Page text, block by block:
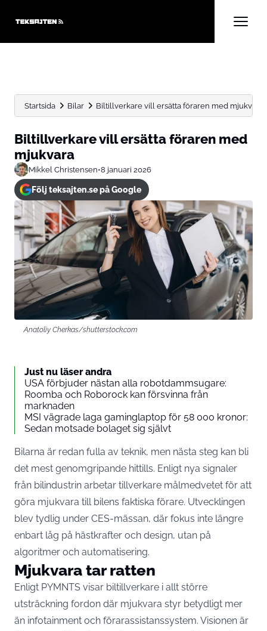
Startsida Bilar Biltillverkare vill ersätta föraren med mjukvara
Biltillverkare vill ersätta föraren med
mjukvara
Mikkel Christensen•8 januari 2026
Följ teksajten.se på Google
Anatoliy Cherkas/shutterstock.com
Just nu läser andra
USA förbjuder nästan alla robotdammsugare:
Roomba och Roborock kan försvinna från
marknaden
MSI vägrade laga gaminglaptop för 58 000 kronor:
Sedan motsade bolaget sig självt
Bilarna är redan fulla av teknik, men nästa steg kan bli
det mest genomgripande hittills. Enligt nya signaler
från bilindustrin arbetar tillverkare målmedvetet för att
göra mjukvara till bilens faktiska förare. Utvecklingen
blev tydlig under CES-mässan, där fokus inte längre
enbart låg på hästkrafter och design, utan på
algoritmer och automatisering.
Mjukvara tar ratten
Enligt PYMNTS visar biltillverkare i allt större
utsträckning fordon där mjukvara styr betydligt mer
än infotainment och förarassistanssystem. Visionen är